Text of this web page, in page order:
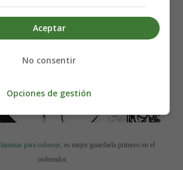
láminas para colorear, es mejor guardarla primero en el
ordenador.
Aceptar
No consentir
Opciones de gestión